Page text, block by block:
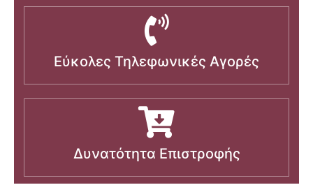
Εύκολες Τηλεφωνικές Αγορές
Δυνατότητα Επιστροφής